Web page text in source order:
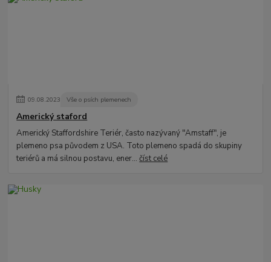
09.08.2023 Vše o psích plemenech
Americký staford
Americký Staffordshire Teriér, často nazývaný "Amstaff", je
plemeno psa původem z USA. Toto plemeno spadá do skupiny
teriérů a má silnou postavu, ener...číst celé